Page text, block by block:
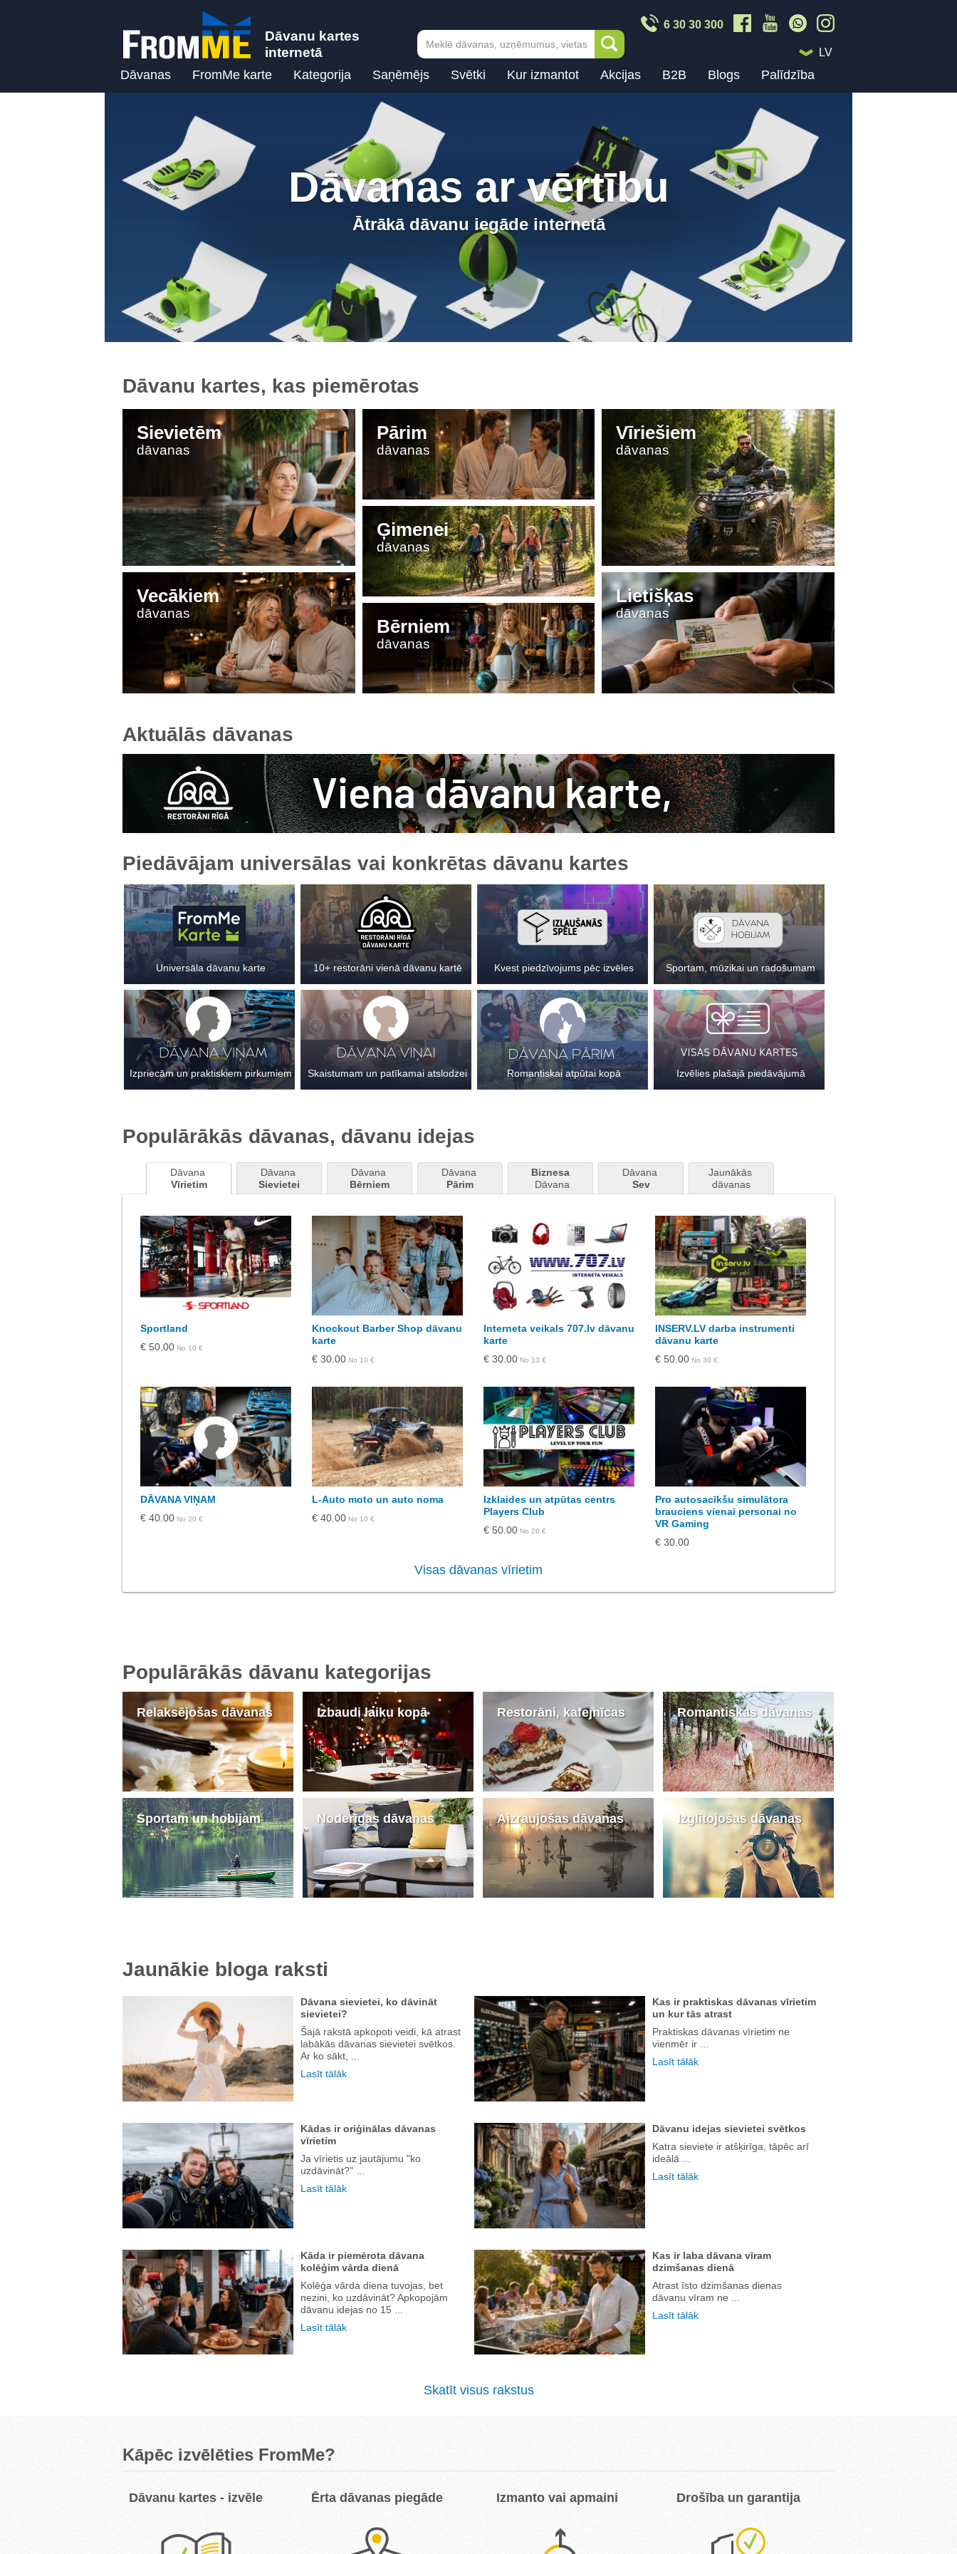
Dāvanu kartes
internetā
6 30 30 300
LV
Dāvanas FromMe karte Kategorija Saņēmējs Svētki Kur izmantot Akcijas B2B Blogs Palīdzība
Dāvanas ar vērtību
Ātrākā dāvanu iegāde internetā
Dāvanu kartes, kas piemērotas
Sievietēm
dāvanas
Vecākiem
dāvanas
Pārim
dāvanas
Ģimenei
dāvanas
Bērniem
dāvanas
Vīriešiem
dāvanas
Lietišķas
dāvanas
Aktuālās dāvanas
Piedāvājam universālas vai konkrētas dāvanu kartes
Universāla dāvanu karte 10+ restorāni vienā dāvanu kartē Kvest piedzīvojums pēc izvēles Sportam, mūzikai un radošumam
Izpriecām un praktiskiem pirkumiem Skaistumam un patīkamai atslodzei Romantiskai atpūtai kopā Izvēlies plašajā piedāvājumā
Populārākās dāvanas, dāvanu idejas
Dāvana
Vīrietim
Dāvana
Sievietei
Dāvana
Bērniem
Dāvana
Pārim
Biznesa
Dāvana
Dāvana
Sev
Jaunākās
dāvanas
Sportland
€ 50.00 No 10 €
Knockout Barber Shop dāvanu
karte
€ 30.00 No 10 €
Interneta veikals 707.lv dāvanu
karte
€ 30.00 No 10 €
INSERV.LV darba instrumenti
dāvanu karte
€ 50.00 No 30 €
DĀVANA VIŅAM
€ 40.00 No 20 €
L-Auto moto un auto noma
€ 40.00 No 10 €
Izklaides un atpūtas centrs
Players Club
€ 50.00 No 20 €
Pro autosacīkšu simulātora
brauciens vienai personai no
VR Gaming
€ 30.00
Visas dāvanas vīrietim
Populārākās dāvanu kategorijas
Relaksējošas dāvanas Izbaudi laiku kopā Restorāni, kafejnīcas Romantiskas dāvanas
Sportam un hobijam Noderīgas dāvanas Aizraujošas dāvanas Izglītojošas dāvanas
Jaunākie bloga raksti
Dāvana sievietei, ko dāvināt
sievietei?
Šajā rakstā apkopoti veidi, kā atrast
labākās dāvanas sievietei svētkos.
Ar ko sākt, ...
Lasīt tālāk
Kas ir praktiskas dāvanas vīrietim
un kur tās atrast
Praktiskas dāvanas vīrietim ne
vienmēr ir ...
Lasīt tālāk
Kādas ir oriģinālas dāvanas
vīrietim
Ja vīrietis uz jautājumu "ko
uzdāvināt?" ...
Lasīt tālāk
Dāvanu idejas sievietei svētkos
Katra sieviete ir atšķirīga, tāpēc arī
ideālā ...
Lasīt tālāk
Kāda ir piemērota dāvana
kolēģim vārda dienā
Kolēģa vārda diena tuvojas, bet
nezini, ko uzdāvināt? Apkopojām
dāvanu idejas no 15 ...
Lasīt tālāk
Kas ir laba dāvana vīram
dzimšanas dienā
Atrast īsto dzimšanas dienas
dāvanu vīram ne ...
Lasīt tālāk
Skatīt visus rakstus
Kāpēc izvēlēties FromMe?
Dāvanu kartes - izvēle Ērta dāvanas piegāde Izmanto vai apmaini Drošība un garantija